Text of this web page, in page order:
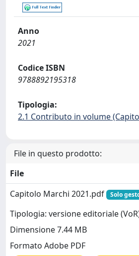
Anno
2021
Codice ISBN
9788892195318
Tipologia:
2.1 Contributo in volume
File in questo prodotto:
File
Capitolo Marchi 2021.pdf
Solo
Tipologia: versione editoriale
Dimensione 7.44 MB
Formato Adobe PDF